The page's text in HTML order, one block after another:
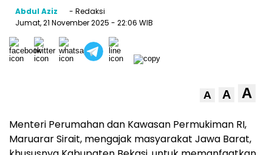
Abdul Aziz
- Redaksi
Jumat, 21 November 2025 - 22:06 WIB
A A A
Menteri Perumahan dan Kawasan Permukiman RI,
Maruarar Sirait, mengajak masyarakat Jawa Barat,